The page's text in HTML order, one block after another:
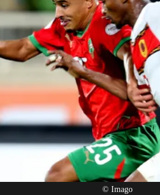
Paris
© Imago